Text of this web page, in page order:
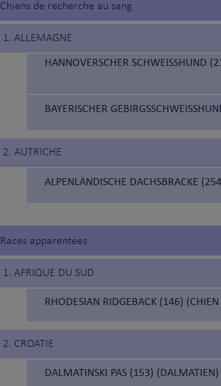
Chiens de recherche au sang
1. ALLEMAGNE
HANNOVERSCHER SCHWEISSHUND
BAYERISCHER
2. AUTRICHE
ALPENLÄNDISCHE DACHSBRACKE
Races apparentées
1. AFRIQUE DU SUD
RHODESIAN RIDGEBACK (146)
2. CROATIE
DALMATINSKI PAS (153) (DALMATIEN)